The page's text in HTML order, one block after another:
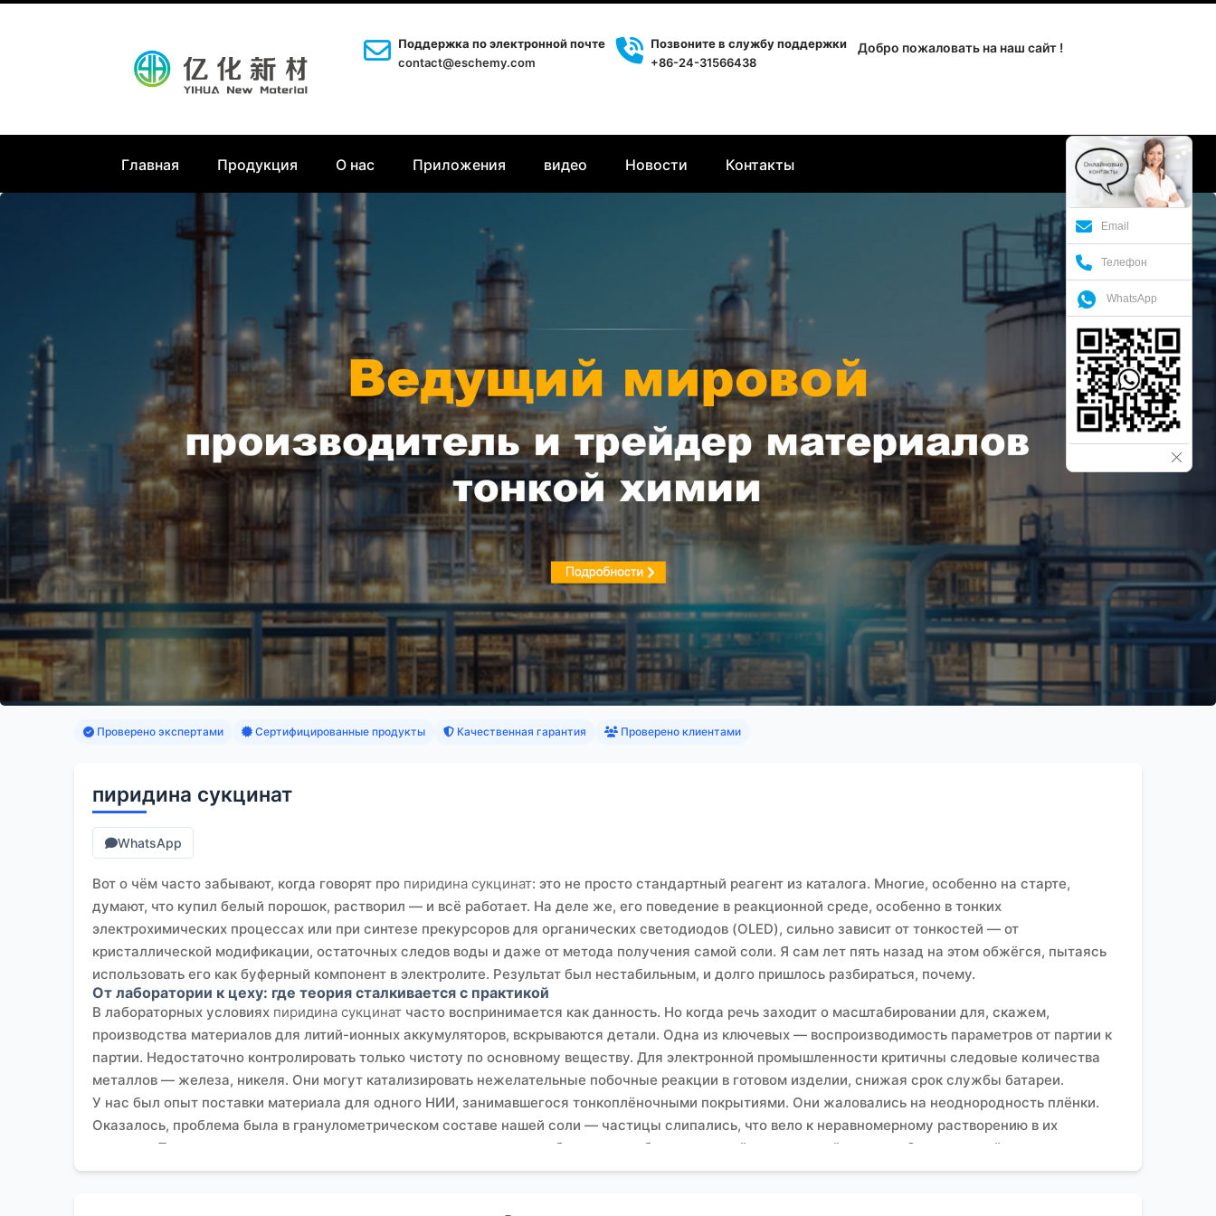
Поддержка по электронной почте
contact@eschemy.com
Позвоните в службу поддержки
+86-24-31566438
Добро пожаловать на наш сайт !
Главная Продукция О нас Приложения видео Новости Контакты
Проверено экспертами Сертифицированные продукты Качественная гарантия Проверено клиентами
пиридина сукцинат
WhatsApp
Вот о чём часто забывают, когда говорят про пиридина сукцинат: это не просто стандартный реагент из каталога. Многие, особенно на старте,
думают, что купил белый порошок, растворил — и всё работает. На деле же, его поведение в реакционной среде, особенно в тонких
электрохимических процессах или при синтезе прекурсоров для органических светодиодов (OLED), сильно зависит от тонкостей — от
кристаллической модификации, остаточных следов воды и даже от метода получения самой соли. Я сам лет пять назад на этом обжёгся, пытаясь
использовать его как буферный компонент в электролите. Результат был нестабильным, и долго пришлось разбираться, почему.
От лаборатории к цеху: где теория сталкивается с практикой
В лабораторных условиях пиридина сукцинат часто воспринимается как данность. Но когда речь заходит о масштабировании для, скажем,
производства материалов для литий-ионных аккумуляторов, вскрываются детали. Одна из ключевых — воспроизводимость параметров от партии к
партии. Недостаточно контролировать только чистоту по основному веществу. Для электронной промышленности критичны следовые количества
металлов — железа, никеля. Они могут катализировать нежелательные побочные реакции в готовом изделии, снижая срок службы батареи.
У нас был опыт поставки материала для одного НИИ, занимавшегося тонкоплёночными покрытиями. Они жаловались на неоднородность плёнки.
Оказалось, проблема была в гранулометрическом составе нашей соли — частицы слипались, что вело к неравномерному растворению в их
системе. Пришлось пересматривать этап сушки и измельчения, чтобы получить более сыпучий, однородный продукт. Это типичный пример, когда
спецификация ?чистый реактив? ничего не говорит о его технологических свойствах.
Email
Телефон
WhatsApp